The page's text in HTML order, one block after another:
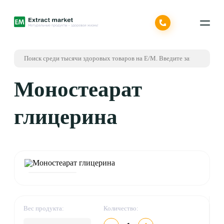
Моностеарат
глицерина
Вес продукта: Количество: